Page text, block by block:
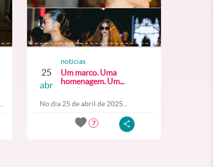
25
abr
noticias
Um marco. Uma
homenagem. Um...
No dia 25 de abril de 2025...
7